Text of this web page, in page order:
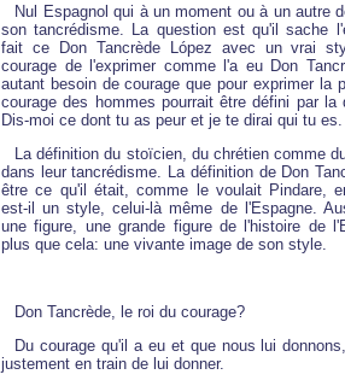
Nul Espagnol qui à un moment ou à un autre
son tancrédisme. La question est qu'il sache
fait ce Don Tancrède López avec un vrai
courage de l'exprimer comme l'a eu Don
autant besoin de courage que pour exprimer la
courage des hommes pourrait être défini par la
Dis-moi ce dont tu as peur et je te dirai qui tu es.
La définition du stoïcien, du chrétien comme
dans leur tancrédisme. La définition de Don
être ce qu'il était, comme le voulait Pindare,
est-il un style, celui-là même de l'Espagne.
une figure, une grande figure de l'histoire de
plus que cela: une vivante image de son style.
Don Tancrède, le roi du courage?
Du courage qu'il a eu et que nous lui
justement en train de lui donner.